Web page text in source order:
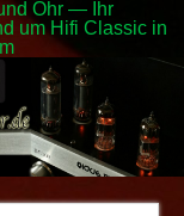
Ohr — Ihr
um Hifi Classic in